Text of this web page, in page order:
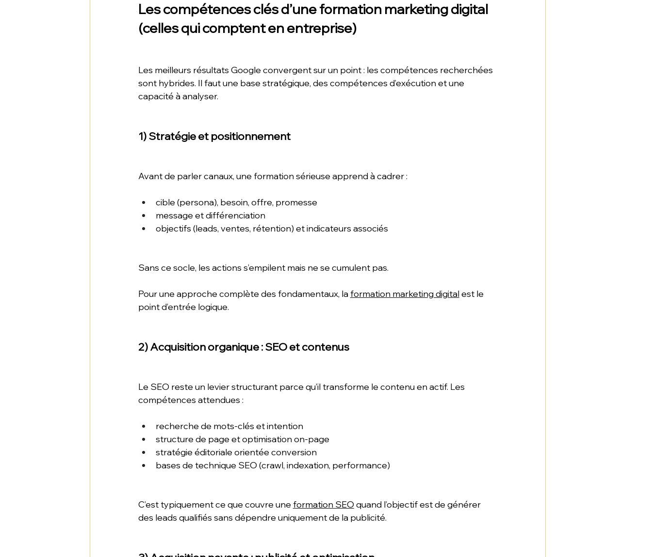
Les compétences clés d’une formation marketing digital
(celles qui comptent en entreprise)
Les meilleurs résultats Google convergent sur un point : les compétences recherchées
sont hybrides. Il faut une base stratégique, des compétences d’exécution et une
capacité à analyser.
1) Stratégie et positionnement
Avant de parler canaux, une formation sérieuse apprend à cadrer :
cible (persona), besoin, offre, promesse
message et différenciation
objectifs (leads, ventes, rétention) et indicateurs associés
Sans ce socle, les actions s’empilent mais ne se cumulent pas.
Pour une approche complète des fondamentaux, la formation marketing digital est le
point d’entrée logique.
2) Acquisition organique : SEO et contenus
Le SEO reste un levier structurant parce qu’il transforme le contenu en actif. Les
compétences attendues :
recherche de mots-clés et intention
structure de page et optimisation on-page
stratégie éditoriale orientée conversion
bases de technique SEO (crawl, indexation, performance)
C’est typiquement ce que couvre une formation SEO quand l’objectif est de générer
des leads qualifiés sans dépendre uniquement de la publicité.